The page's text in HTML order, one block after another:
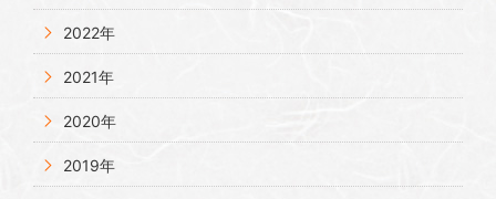
2022年
2021年
2020年
2019年